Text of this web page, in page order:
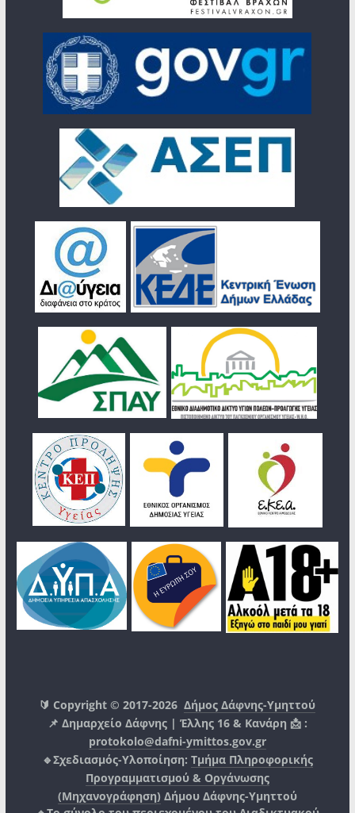
🔰 Copyright © 2017-2026Δήμος Δάφνης-Υμηττού
📌 Δημαρχείο Δάφνης | Έλλης 16 & Κανάρη 📩 :
protokolo@dafni-ymittos.gov.gr
🔹Σχεδιασμός-Υλοποίηση: Τμήμα Πληροφορικής
Προγραμματισμού & Οργάνωσης
(Μηχανογράφηση) Δήμου Δάφνης-Υμηττού